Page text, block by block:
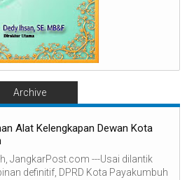
Archive
Alat Kelengkapan Dewan Kota
JangkarPost.com ---Usai dilantik
definitif, DPRD Kota Payakumbuh